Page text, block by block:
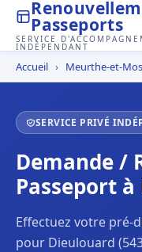
Passeports
SERVICE
INDÉPENDANT
Accueil › Meurthe-et-
SERVICE PRIVÉ
Demande /
Passeport
Effectuez votre pré-
pour Dieulouard